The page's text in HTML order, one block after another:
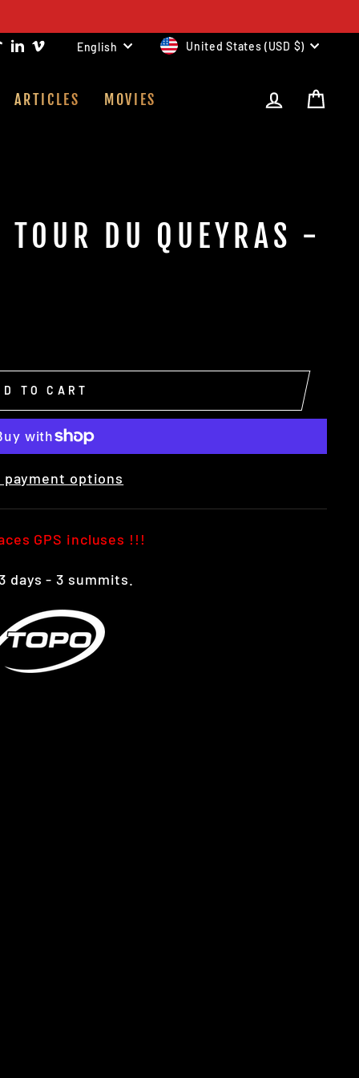
TikTokLinkedIn
VimeoLANGUAGE
English CURRENCY
United States (USD $)
ARTICLES MOVIES LOG IN
DU QUEYRAS -
TO CART
payment options
GPS incluses !!!
days - 3 summits.